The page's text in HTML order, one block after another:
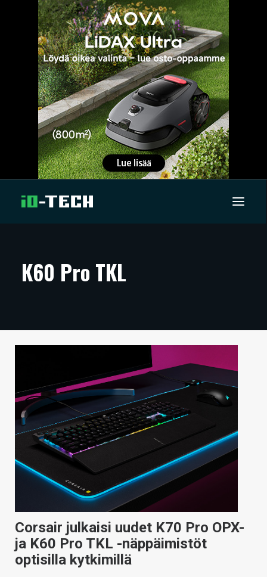
ARTIKKELIT
TECHBBS
KAUPPA
VAIHDA TEEMA
K60 Pro TKL
Corsair julkaisi uudet K70 Pro OPX-
ja K60 Pro TKL -näppäimistöt
optisilla kytkimillä